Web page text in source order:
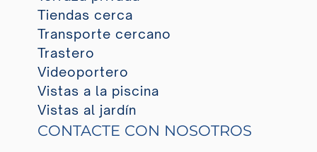
Tiendas cerca
Transporte cercano
Trastero
Videoportero
Vistas a la piscina
Vistas al jardín
CONTACTE CON NOSOTROS